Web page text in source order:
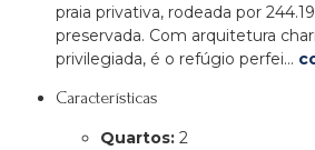
praia privativa, rodeada por
preservada. Com arquitetura
privilegiada, é o refúgio perfei…
Características
Quartos: 2